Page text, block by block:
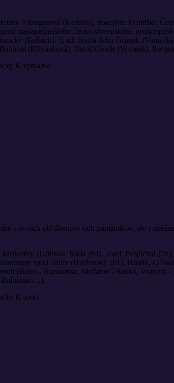
Fibingerovú (Kelbich), hokejistu Františka
najúspešnejšieho česko-slovenského
(Kelbich), či ich hostia John Grimek
(Křivánková), David Gentle (Voznjuk),
i svojich obľúbencov (ich pamätníkov, ale i
(Ladislav Rada (84), Josef Pospíchal
spod Tatier (Hrušovský (81), Hudák,
(Balea - Rumunsko, Močalov - Rusko,